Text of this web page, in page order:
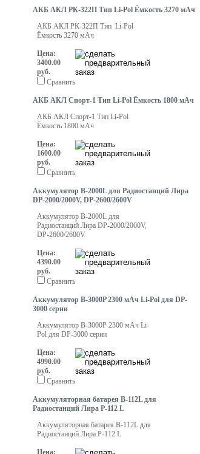
АКБ АКЛ РК-322П Тип Li-Pol Ёмкость 3270 мАч
АКБ АКЛ РК-322П Тип Li-Pol
Ёмкость 3270 мАч
Цена:
3400.00
руб.
Сравнить
АКБ АКЛ Спорт-1 Тип Li-Pol Ёмкость 1800 мАч
АКБ АКЛ Спорт-1 Тип Li-Pol
Ёмкость 1800 мАч
Цена:
1600.00
руб.
Сравнить
Аккумулятор B-2000L для Радиостанций Лира
DP-2000/2000V, DP-2600/2600V
Аккумулятор B-2000L для
Радиостанций Лира DP-2000/2000V,
DP-2600/2600V
Цена:
4390.00
руб.
Сравнить
Аккумулятор B-3000P 2300 мАч Li-Pol для DP-
3000 серии
Аккумулятор B-3000P 2300 мАч Li-
Pol для DP-3000 серии
Цена:
4990.00
руб.
Сравнить
Аккумуляторная батарея B-112L для
Радиостанций Лира P-112 L
Аккумуляторная батарея B-112L для
Радиостанций Лира P-112 L
Цена: